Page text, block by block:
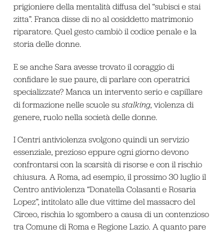
prigioniere della mentalità diffusa del “subisci e stai
zitta”. Franca disse di no al cosiddetto matrimonio
riparatore. Quel gesto cambiò il codice penale e la
storia delle donne.
E se anche Sara avesse trovato il coraggio di
confidare le sue paure, di parlare con operatrici
specializzate? Manca un intervento serio e capillare
di formazione nelle scuole su stalking, violenza di
genere, ruolo nella società delle donne.
I Centri antiviolenza svolgono quindi un servizio
essenziale, prezioso eppure ogni giorno devono
confrontarsi con la scarsità di risorse e con il rischio
chiusura. A Roma, ad esempio, il prossimo 30 luglio il
Centro antiviolenza “Donatella Colasanti e Rosaria
Lopez”, intitolato alle due vittime del massacro del
Circeo, rischia lo sgombero a causa di un contenzioso
tra Comune di Roma e Regione Lazio. A quanto pare